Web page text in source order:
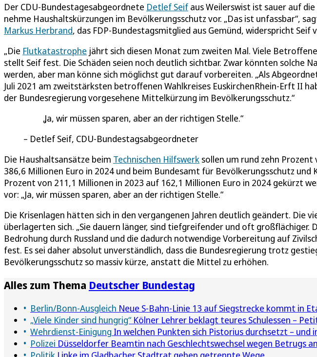
Der CDU-Bundestagesabgeordnete Detlef Seif aus Weilerswist ist sauer auf
nehme Haushaltskürzungen im Bevölkerungsschutz vor. „Das ist unfassbar“,
Markus Herbrand, das FDP-Bundestagsmitglied aus Gemünd, widerspricht Seif
„Die Flutkatastrophe jährt sich diesen Monat zum zweiten Mal. Viele
stellt Seif fest. Die Schäden seien noch deutlich sichtbar. Zwar könnten solche
werden, aber man könne sich möglichst gut darauf vorbereiten. „Als
Juli 2021 am zweitstärksten betroffenen Wahlkreises EuskirchenRhein-Erft II
der Bundesregierung vorgesehene Mittelkürzung im Bevölkerungsschutz.“
Ja, wir müssen sparen, aber an der richtigen Stelle.
Detlef Seif, CDU-Bundestagsabgeordneter
Die Haushaltsansätze beim Technischen Hilfswerk sollen um rund zehn
386,6 Millionen Euro in 2024 und beim Bundesamt für Bevölkerungsschutz
Prozent von 211,1 Millionen in 2023 auf 162,1 Millionen Euro in 2024 gekürzt
vor: „Ja, wir müssen sparen, aber an der richtigen Stelle.“
Die Krisenlagen hätten sich in den vergangenen Jahren deutlich geändert. Die
überlagerten sich. „Sie dauern länger, sind tiefgreifender und oft großflächiger.
Bedrohung durch Russland und die dadurch notwendige Vorbereitung auf
fest. Es sei daher absolut unverständlich, dass die Bundesregierung trotz
Bevölkerungsschutz so massiv kürze, anstatt die Mittel zu erhöhen.
Alles zum Thema Deutscher Bundestag
Berlin/Bonn-Ausgleich Neue S-Bahn-Linie 13 auf Siegstrecke kommt in
„Viele Kinder sind hungrig“ Kölner Lehrer beklagt teures Schulessen –
Wehrdienst-Einigung In welchen Punkten sich Pistorius durchsetzt – und
Polizei Düsseldorfer Beamtin nach Geschlechtswechsel wegen Betrugs